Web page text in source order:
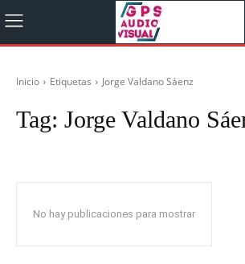
Inicio Etiquetas Jorge Valdano Sáenz
Tag: Jorge Valdano
No hay publicaciones para mostrar